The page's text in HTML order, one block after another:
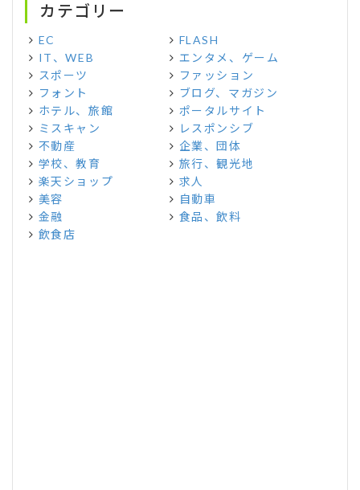
カテゴリー
EC
FLASH
IT、WEB
エンタメ、ゲーム
スポーツ
ファッション
フォント
ブログ、マガジン
ホテル、旅館
ポータルサイト
ミスキャン
レスポンシブ
不動産
企業、団体
学校、教育
旅行、観光地
楽天ショップ
求人
美容
自動車
金融
食品、飲料
飲食店